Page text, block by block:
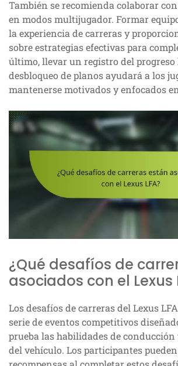
También se recomienda colaborar
en modos multijugador. Formar
la experiencia de carreras y
sobre estrategias efectivas para
último, llevar un registro del progreso
desbloqueo de planos ayudará a los
mantenerse motivados y enfocados
¿Qué desafíos de
asociados con el Lexus
Los desafíos de carreras del Lexus
serie de eventos competitivos
prueba las habilidades de
del vehículo. Los participantes